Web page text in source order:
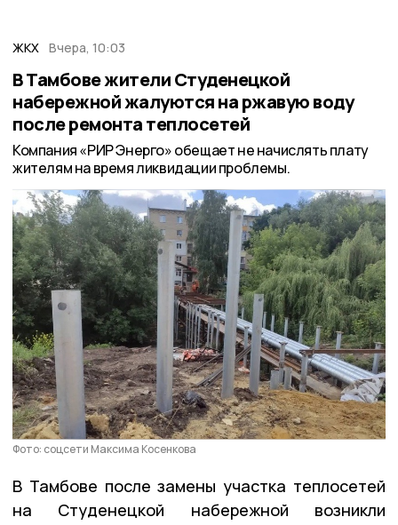
ЖКХ Вчера, 10:03
В Тамбове жители Студенецкой
набережной жалуются на ржавую воду
после ремонта теплосетей
Компания «РИР Энерго» обещает не начислять плату
жителям на время ликвидации проблемы.
Фото: соцсети Максима Косенкова
В Тамбове после замены участка теплосетей
на Студенецкой набережной возникли